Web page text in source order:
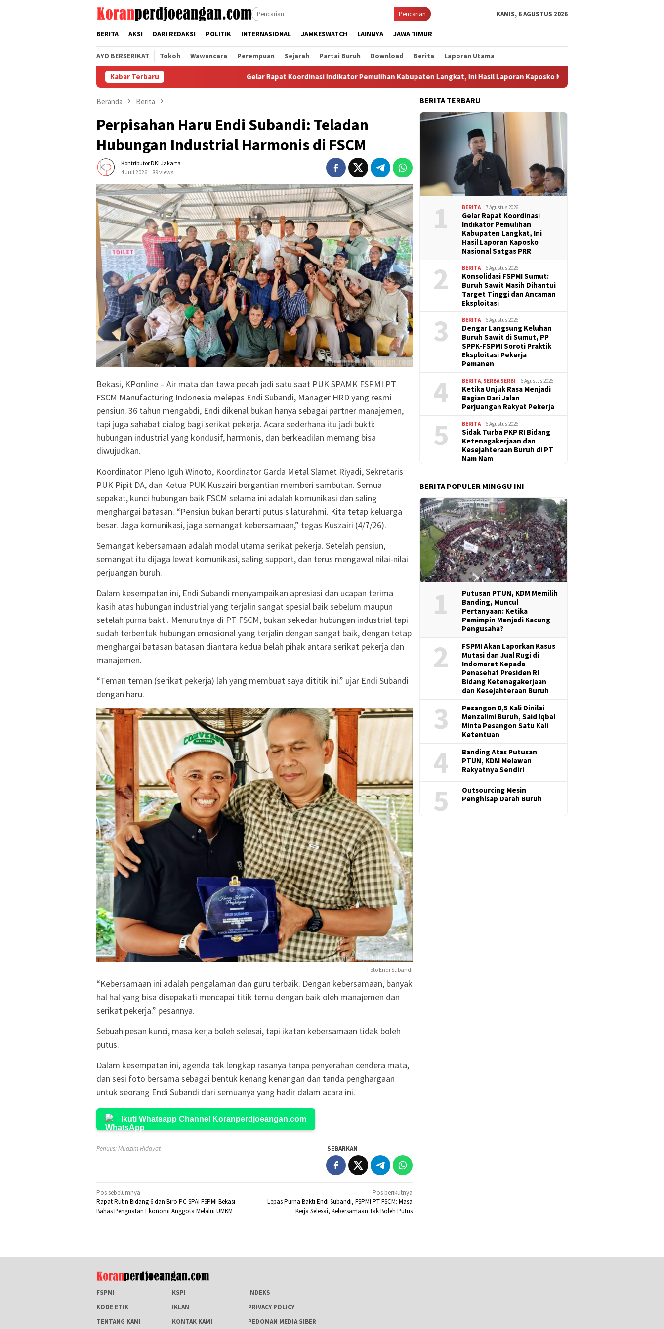
Pencarian KAMIS, 6 AGUSTUS 2026
BERITA AKSI DARI REDAKSI POLITIK INTERNASIONAL JAMKESWATCH LAINNYA JAWA TIMUR
AYO BERSERIKAT Tokoh Wawancara Perempuan Sejarah Partai Buruh Download Berita Laporan Utama
Kabar Terbaru Gelar Rapat Koordinasi Indikator Pemulihan Kabupaten Langkat, Ini Hasil Laporan Kaposko Nasional Satgas PRR
Beranda Berita
Perpisahan Haru Endi Subandi: Teladan
Hubungan Industrial Harmonis di FSCM
Kontributor DKI Jakarta
4 Juli 2026
89 views
Bekasi, KPonline – Air mata dan tawa pecah jadi satu saat PUK SPAMK FSPMI PT
FSCM Manufacturing Indonesia melepas Endi Subandi, Manager HRD yang resmi
pensiun. 36 tahun mengabdi, Endi dikenal bukan hanya sebagai partner manajemen,
tapi juga sahabat dialog bagi serikat pekerja. Acara sederhana itu jadi bukti:
hubungan industrial yang kondusif, harmonis, dan berkeadilan memang bisa
diwujudkan.
Koordinator Pleno Iguh Winoto, Koordinator Garda Metal Slamet Riyadi, Sekretaris
PUK Pipit DA, dan Ketua PUK Kuszairi bergantian memberi sambutan. Semua
sepakat, kunci hubungan baik FSCM selama ini adalah komunikasi dan saling
menghargai batasan. “Pensiun bukan berarti putus silaturahmi. Kita tetap keluarga
besar. Jaga komunikasi, jaga semangat kebersamaan,” tegas Kuszairi (4/7/26).
Semangat kebersamaan adalah modal utama serikat pekerja. Setelah pensiun,
semangat itu dijaga lewat komunikasi, saling support, dan terus mengawal nilai-nilai
perjuangan buruh.
Dalam kesempatan ini, Endi Subandi menyampaikan apresiasi dan ucapan terima
kasih atas hubungan industrial yang terjalin sangat spesial baik sebelum maupun
setelah purna bakti. Menurutnya di PT FSCM, bukan sekedar hubungan industrial tapi
sudah terbentuk hubungan emosional yang terjalin dengan sangat baik, dengan tetap
menghargai batasan batasan diantara kedua belah pihak antara serikat pekerja dan
manajemen.
“Teman teman (serikat pekerja) lah yang membuat saya dititik ini.” ujar Endi Subandi
dengan haru.
Foto Endi Subandi
“Kebersamaan ini adalah pengalaman dan guru terbaik. Dengan kebersamaan, banyak
hal hal yang bisa disepakati mencapai titik temu dengan baik oleh manajemen dan
serikat pekerja.” pesannya.
Sebuah pesan kunci, masa kerja boleh selesai, tapi ikatan kebersamaan tidak boleh
putus.
Dalam kesempatan ini, agenda tak lengkap rasanya tanpa penyerahan cendera mata,
dan sesi foto bersama sebagai bentuk kenang kenangan dan tanda penghargaan
untuk seorang Endi Subandi dari semuanya yang hadir dalam acara ini.
Ikuti Whatsapp Channel Koranperdjoeangan.com
Penulis: Muazim Hidayat SEBARKAN
Navigasi
pos
Pos sebelumnya
Rapat Rutin Bidang 6 dan Biro PC SPAI FSPMI Bekasi
Bahas Penguatan Ekonomi Anggota Melalui UMKM
Pos berikutnya
Lepas Purna Bakti Endi Subandi, FSPMI PT FSCM: Masa
Kerja Selesai, Kebersamaan Tak Boleh Putus
BERITA TERBARU
1 BERITA 7 Agustus 2026
Gelar Rapat Koordinasi
Indikator Pemulihan
Kabupaten Langkat, Ini
Hasil Laporan Kaposko
Nasional Satgas PRR
2 BERITA 6 Agustus 2026
Konsolidasi FSPMI Sumut:
Buruh Sawit Masih Dihantui
Target Tinggi dan Ancaman
Eksploitasi
3 BERITA 6 Agustus 2026
Dengar Langsung Keluhan
Buruh Sawit di Sumut, PP
SPPK-FSPMI Soroti Praktik
Eksploitasi Pekerja
Pemanen
4 BERITA SERBA SERBI 6 Agustus 2026
Ketika Unjuk Rasa Menjadi
Bagian Dari Jalan
Perjuangan Rakyat Pekerja
5 BERITA 6 Agustus 2026
Sidak Turba PKP RI Bidang
Ketenagakerjaan dan
Kesejahteraan Buruh di PT
Nam Nam
BERITA POPULER MINGGU INI
1
Putusan PTUN, KDM Memilih
Banding, Muncul
Pertanyaan: Ketika
Pemimpin Menjadi Kacung
Pengusaha?
2
FSPMI Akan Laporkan Kasus
Mutasi dan Jual Rugi di
Indomaret Kepada
Penasehat Presiden RI
Bidang Ketenagakerjaan
dan Kesejahteraan Buruh
3
Pesangon 0,5 Kali Dinilai
Menzalimi Buruh, Said Iqbal
Minta Pesangon Satu Kali
Ketentuan
4
Banding Atas Putusan
PTUN, KDM Melawan
Rakyatnya Sendiri
5
Outsourcing Mesin
Penghisap Darah Buruh
FSPMI KSPI
INDEKS
KODE ETIK
IKLAN
PRIVACY POLICY
TENTANG KAMI
KONTAK KAMI PEDOMAN MEDIA SIBER